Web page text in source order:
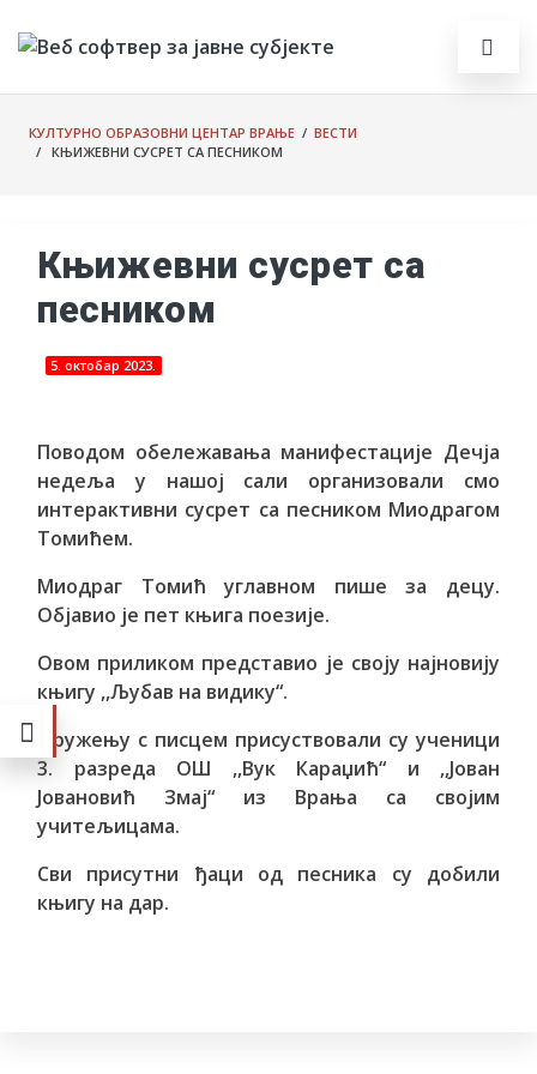
КУЛТУРНО ОБРАЗОВНИ ЦЕНТАР ВРАЊЕ / ВЕСТИ
/ КЊИЖЕВНИ СУСРЕТ СА ПЕСНИКОМ
Књижевни сусрет са
песником
5. октобар 2023.
Поводом обележавања манифестације Дечја
недеља у нашој сали организовали смо
интерактивни сусрет са песником Миодрагом
Томићем.
Миодраг Томић углавном пише за децу.
Објавио је пет књига поезије.
Овом приликом представио је своју најновију
књигу ,,Љубав на видику“.
Дружењу с писцем присуствовали су ученици
3. разреда ОШ ,,Вук Караџић“ и ,,Јован
Јовановић Змај“ из Врања са својим
учитељицама.
Сви присутни ђаци од песника су добили
књигу на дар.